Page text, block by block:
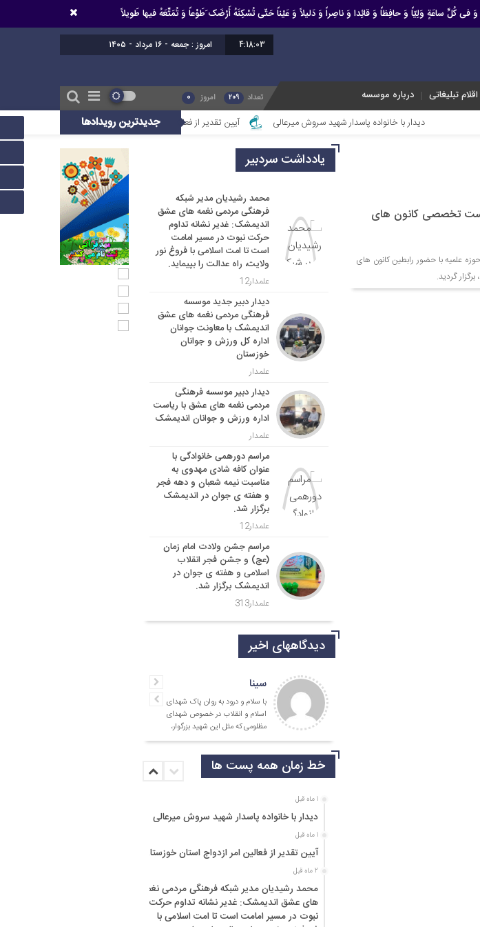
کُلِّ ساعَةٍ وَلِیّاً وَ حافِظاً وَ قائِدا ‏وَ ناصِراً وَ دَلیلاً وَ عَیْناً حَتّى تُسْکِنَهُ أَرْضَک َطَوْعاً وَ تُمَتِّعَهُ فیها طَویلاً
4:18:03 امروز : جمعه - ۱۶ مرداد - ۱۴۰۵
تبلیغاتی درباره موسسه تعداد 209 امروز 0
جدیدترین رویدادها دیدار با خانواده پاسدار شهید سروش میرعالی آیین تقدیر از فعالین امر ازدواج استان خوزستان
ایم + نشست تخصصی کانون های
علمیه با حضور رابطین کانون های
گردید.
یادداشت سردبیر
محمد رشیدیان مدیر شبکه
فرهنگی مردمی نغمه های عشق
اندیمشک: غدیر نشانه تداوم
حرکت نبوت در مسیر امامت
است تا امت اسلامی با فروغ نور
ولایت، راه عدالت را بپیماید.
علمدار12
دیدار دبیر جدید موسسه
فرهنگی مردمی نغمه های عشق
اندیمشک با معاونت جوانان
اداره کل ورزش و جوانان
خوزستان
علمدار
دیدار دبیر موسسه فرهنگی
مردمی نغمه های عشق با ریاست
اداره ورزش و جوانان اندیمشک
علمدار
مراسم دورهمی خانوادگی با
عنوان کافه شادی مهدوی به
مناسبت نیمه شعبان و دهه فجر
و هفته ی جوان در اندیمشک
برگزار شد.
علمدار12
مراسم جشن ولادت امام زمان
(عج) و جشن فجر انقلاب
اسلامی و هفته ی جوان در
اندیمشک برگزار شد.
علمدار313
دیدگاههای اخیر
سینا
با سلام و درود به روان پاک شهدای
اسلام و انقلاب در خصوص شهدای
مظلومی که مثل این شهید بزرگوار،
در تقابل با گروه
خط زمان همه پست ها
1 ماه قبل
دیدار با خانواده پاسدار شهید سروش میرعالی
1 ماه قبل
آیین تقدیر از فعالین امر ازدواج استان خوزستان
2 ماه قبل
محمد رشیدیان مدیر شبکه فرهنگی مردمی نغمه
های عشق اندیمشک: غدیر نشانه تداوم حرکت
نبوت در مسیر امامت است تا امت اسلامی با